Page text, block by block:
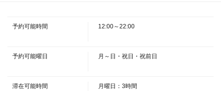
茶/オレンジュース/グレフルジュース/カルピスソーダ/カルピスウォーター
ルサワー/オレンジサワー/アセロラサワー/カルピスサワー/ウーロンハイ/緑茶
シスオレンジ
予約可能時間 12:00～22:00
予約可能曜日 月～日・祝日・祝前日
滞在可能時間
月曜日：3時間
https://shikisaiuenoekimae.owst.jp/courses/168247496